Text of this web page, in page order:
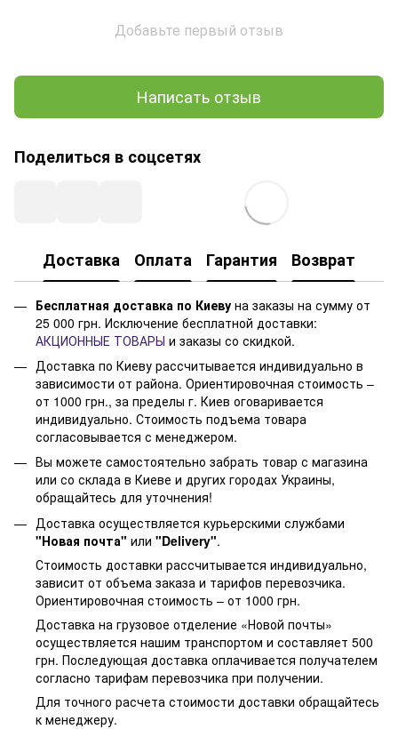
Добавьте первый отзыв
Написать отзыв
Поделиться в соцсетях
Доставка Оплата Гарантия Возврат
Бесплатная доставка по Киеву на заказы на сумму от
25 000 грн. Исключение бесплатной доставки:
АКЦИОННЫЕ ТОВАРЫ и заказы со скидкой.
Доставка по Киеву рассчитывается индивидуально в
зависимости от района. Ориентировочная стоимость –
от 1000 грн., за пределы г. Киев оговаривается
индивидуально. Стоимость подъема товара
согласовывается с менеджером.
Вы можете самостоятельно забрать товар с магазина
или со склада в Киеве и других городах Украины,
обращайтесь для уточнения!
Доставка осуществляется курьерскими службами
"Новая почта" или "Delivery".
Стоимость доставки рассчитывается индивидуально,
зависит от объема заказа и тарифов перевозчика.
Ориентировочная стоимость – от 1000 грн.
Доставка на грузовое отделение «Новой почты»
осуществляется нашим транспортом и составляет 500
грн. Последующая доставка оплачивается получателем
согласно тарифам перевозчика при получении.
Для точного расчета стоимости доставки обращайтесь
к менеджеру.